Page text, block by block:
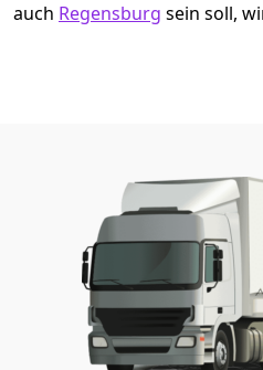
auch Regensburg sein soll,